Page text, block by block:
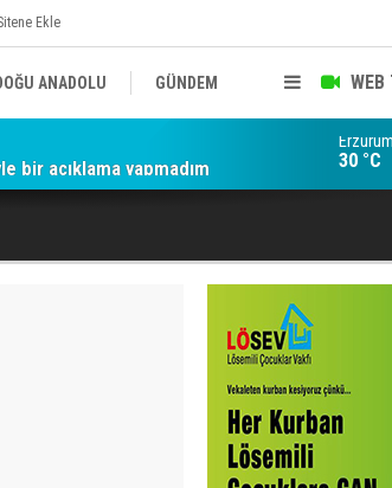
Ekle
WEB
ANADOLU GÜNDEM
Erzurum
30 °C